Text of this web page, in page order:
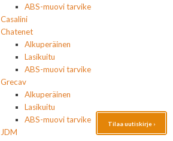
ABS-muovi tarvike
Casalini
Chatenet
Alkuperäinen
Lasikuitu
ABS-muovi tarvike
Grecav
Alkuperäinen
Lasikuitu
ABS-muovi tarvike
JDM
Tilaa uutiskirje ›